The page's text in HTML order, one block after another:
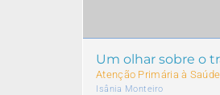
Um olhar sobre o
Atenção Primária à Saúde
Isânia Monteiro